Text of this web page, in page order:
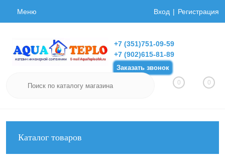
Меню Вход Регистрация
+7 (351)751-09-59
+7 (902)615-81-89
Заказать звонок
0 0
Каталог товаров